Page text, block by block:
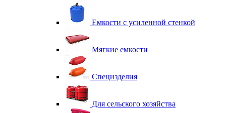
Емкости с усиленной стенкой
Мягкие емкости
Специзделия
Для сельского хозяйства